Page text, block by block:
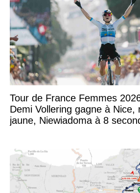
Tour de France Femmes
Demi Vollering gagne à Nice,
jaune, Niewiadoma à 8